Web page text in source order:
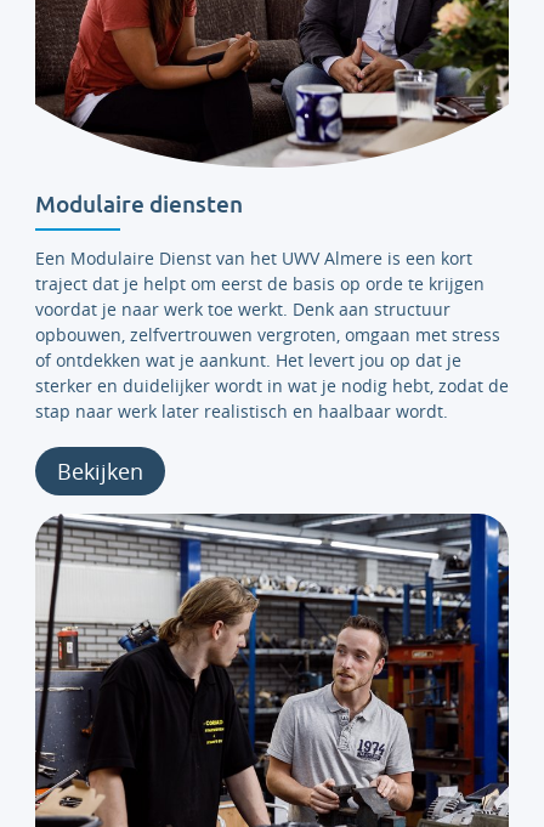
Modulaire diensten
Een Modulaire Dienst van het UWV Almere is een kort
traject dat je helpt om eerst de basis op orde te krijgen
voordat je naar werk toe werkt. Denk aan structuur
opbouwen, zelfvertrouwen vergroten, omgaan met stress
of ontdekken wat je aankunt. Het levert jou op dat je
sterker en duidelijker wordt in wat je nodig hebt, zodat de
stap naar werk later realistisch en haalbaar wordt.
Bekijken